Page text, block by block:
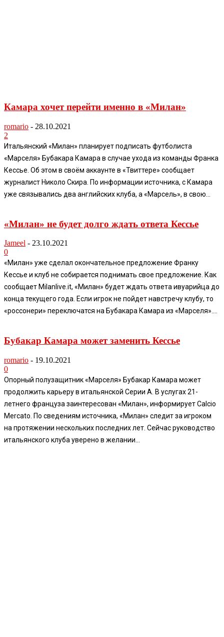
Камара хочет перейти именно в «Милан»
romario - 28.10.2021
2
Итальянский «Милан» планирует подписать футболиста
«Марселя» Бубакара Камара в случае ухода из команды Франка
Кессье. Об этом в своём аккаунте в «Твиттере» сообщает
журналист Николо Скира. По информации источника, с Камара
уже связывались два английских клуба, а «Марсель», в свою...
«Милан» не будет долго ждать ответа Кессье
Jameel - 23.10.2021
0
«Милан» уже сделал окончательное предложение Франку
Кессье и клуб не собирается поднимать свое предложение. Как
сообщает Milanlive.it, «Милан» будет ждать ответа ивуарийца до
конца текущего года. Если игрок не пойдет навстречу клубу, то
«россонери» переключатся на Бубакара Камара из «Марселя»....
Бубакар Камара может заменить Кессье
romario - 19.10.2021
0
Опорный полузащитник «Марселя» Бубакар Камара может
продолжить карьеру в итальянской Серии А. В услугах 21-
летнего француза заинтересован «Милан», информирует Calcio
Mercato. По сведениям источника, «Милан» следит за игроком
на протяжении нескольких последних лет. Сейчас руководство
итальянского клуба уверено в желании...